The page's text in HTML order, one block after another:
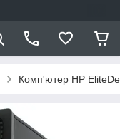
Комп'ютер HP